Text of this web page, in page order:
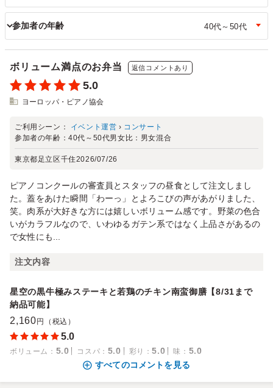
参加者の年齢
ボリューム満点のお弁当 返信コメントあり
5.0
ヨーロッパ・ピアノ協会
ご利用シーン： イベント運営 › コンサート
参加者の年齢：40代～50代男女比： 男女混合
東京都足立区千住2026/07/26
ピアノコンクールの審査員とスタッフの昼食として注文しまし
た。蓋をあけた瞬間「わーっ」とよろこびの声があがりました、
笑。肉系が大好きな方には嬉しいボリューム感です。野菜の色合
いがカラフルなので、いわゆるガテン系ではなく上品さがあるの
で女性にも...
注文内容
星空の黒牛極みステーキと若鶏のチキン南蛮御膳【8/31まで
納品可能】
2,160 円（税込）
5.0
ボリューム ： 5.0 コスパ ： 5.0 彩り ：5.0 味 ： 5.0
すべてのコメントを見る